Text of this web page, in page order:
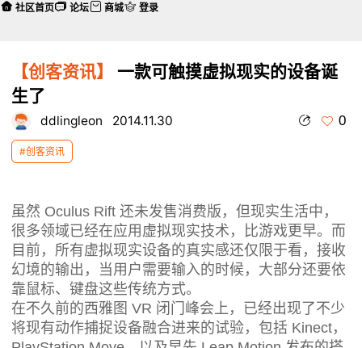
【创客资讯】
一款可触摸虚拟现实的设备诞
生了
ddlingleon 2014.11.30 0
#创客资讯
虽然 Oculus Rift 还未发售消费版，但现实生活中，
很多领域已经在应用虚拟现实技术，比游戏更早。而
目前，所有虚拟现实设备的真实感还仅限于看，接收
幻境的输出，当用户需要输入的时候，大部分还要依
靠鼠标、键盘这些传统方式。
在不久前的西雅图 VR 闭门峰会上，已经出现了不少
将现有动作捕捉设备融合进来的试验，包括 Kinect，
社区首页 论坛 商城 登录